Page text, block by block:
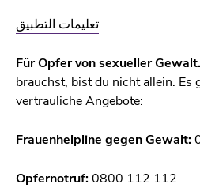
تعليمات التطبيق
Für Opfer von sexueller Gewalt.
brauchst, bist du nicht allein. Es
vertrauliche Angebote:
Frauenhelpline gegen Gewalt:
Opfernotruf:0800 112 112